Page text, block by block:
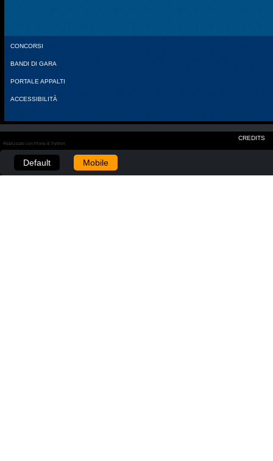
CONCORSI
BANDI DI GARA
PORTALE APPALTI
ACCESSIBILITÀ
CREDITS
Realizzato con Plone & Python
Default Mobile